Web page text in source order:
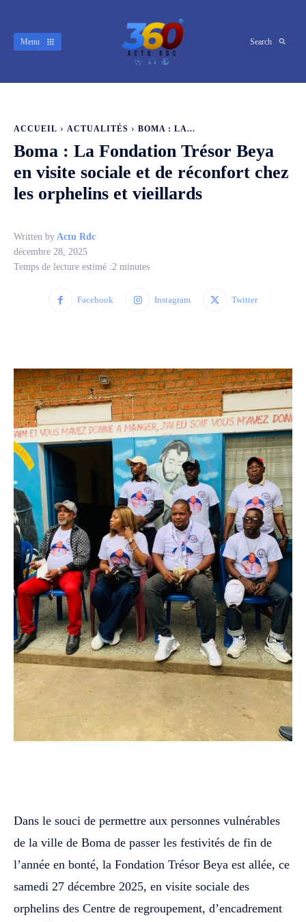
Menu Search
ACCUEIL ACTUALITÉS BOMA : LA...
Boma : La Fondation Trésor Beya
en visite sociale et de réconfort chez
les orphelins et vieillards
Written by Actu Rdc
décembre 28, 2025
Temps de lecture estimé :2 minutes
Facebook Instagram Twitter
Dans le souci de permettre aux personnes vulnérables
de la ville de Boma de passer les festivités de fin de
l’année en bonté, la Fondation Trésor Beya est allée, ce
samedi 27 décembre 2025, en visite sociale des
orphelins des Centre de regroupement, d’encadrement